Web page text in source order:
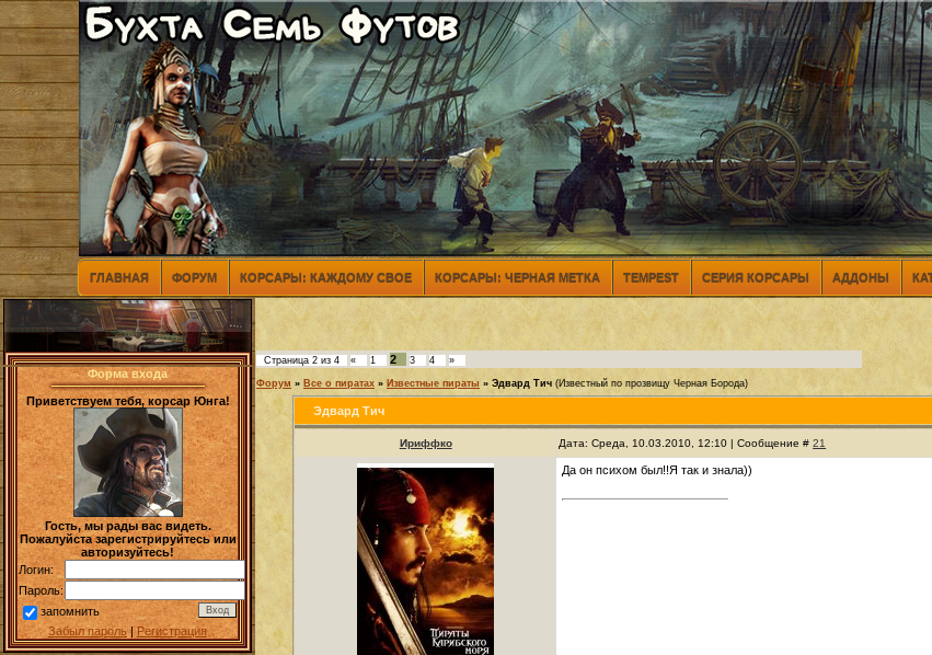
ГЛАВНАЯ ФОРУМ КОРСАРЫ: КАЖДОМУ СВОЕ КОРСАРЫ: ЧЕРНАЯ МЕТКА TEMPEST СЕРИЯ КОРСАРЫ АДДОНЫ
Форма входа
Приветствуем тебя, корсар Юнга!
Гость, мы рады вас видеть.
Пожалуйста зарегистрируйтесь или
авторизуйтесь!
Логин:
Пароль:
запомнить
Забыл пароль|Регистрация
Страница 2 из 4 « 1 2 3 4 »
Форум » Все о пиратах » Известные пираты » Эдвард Тич (Известный по прозвищу Черная Борода)
Эдвард Тич
Ириффко Дата: Среда, 10.03.2010, 12:10 | Сообщение #21
Да он психом был!!Я так и знала))